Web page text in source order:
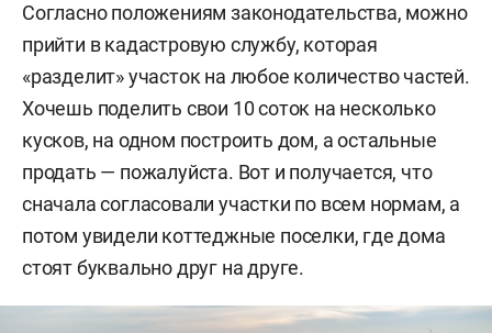
Согласно положениям законодательства, можно
прийти в кадастровую службу, которая
«разделит» участок на любое количество частей.
Хочешь поделить свои 10 соток на несколько
кусков, на одном построить дом, а остальные
продать — пожалуйста. Вот и получается, что
сначала согласовали участки по всем нормам, а
потом увидели коттеджные поселки, где дома
стоят буквально друг на друге.